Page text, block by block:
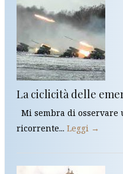
La ciclicità delle
Mi sembra di osservare
ricorrente... Leggi →